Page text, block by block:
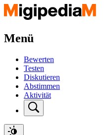
Menü
Bewerten
Testen
Diskutieren
Abstimmen
Aktivität